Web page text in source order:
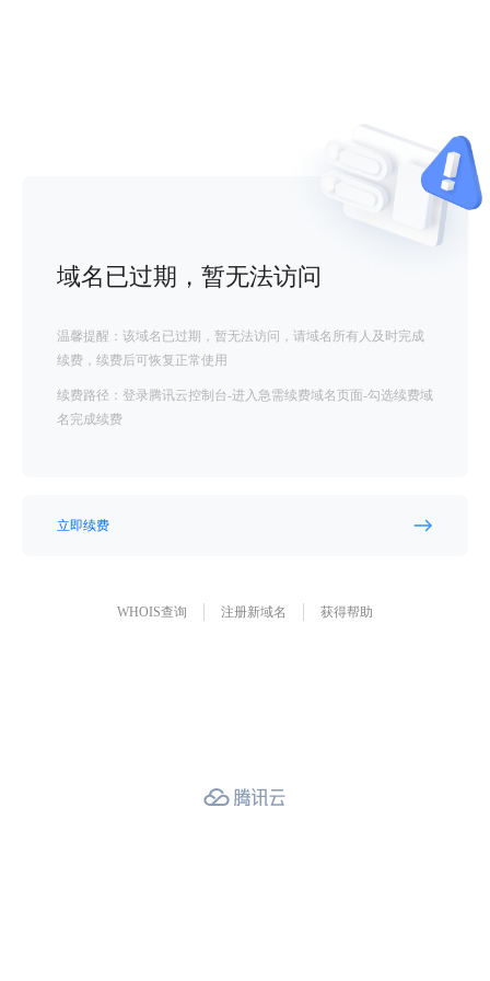
域名已过期，暂无法访问
温馨提醒：该域名已过期，暂无法访问，请域名所有人及时完成
续费，续费后可恢复正常使用
续费路径：登录腾讯云控制台-进入急需续费域名页面-勾选续费域
名完成续费
立即续费
WHOIS查询 注册新域名 获得帮助